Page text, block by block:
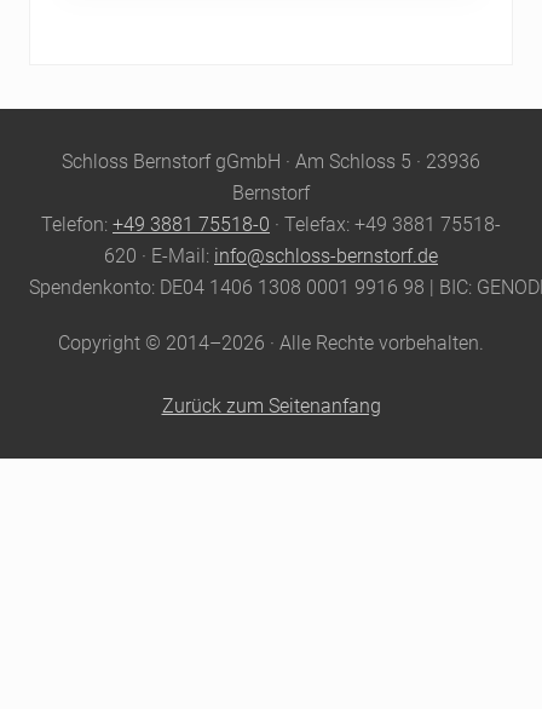
SiteSchloss Bernstorf gGmbH · Am Schloss 5 · 23936
Bernstorf
Telefon: +49 3881 75518-0 · Telefax: +49 3881 75518-
620 · E-Mail: info@schloss-bernstorf.de
Spendenkonto: DE04 1406 1308 0001 9916 98 | BIC:
Copyright © 2014–2026 · Alle Rechte vorbehalten.
Zurück zum Seitenanfang